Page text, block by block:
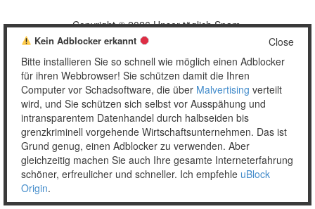
Copyright © 2026 Unser täglich Spam.
MobileWordPress Theme by themehall.com Close
Kein Adblocker erkannt
Bitte installieren Sie so schnell wie möglich einen Adblocker
für ihren Webbrowser! Sie schützen damit die Ihren
Computer vor Schadsoftware, die über Malvertising verteilt
wird, und Sie schützen sich selbst vor Ausspähung und
intransparentem Datenhandel durch halbseiden bis
grenzkriminell vorgehende Wirtschaftsunternehmen. Das ist
Grund genug, einen Adblocker zu verwenden. Aber
gleichzeitig machen Sie auch Ihre gesamte Interneterfahrung
schöner, erfreulicher und schneller. Ich empfehle uBlock
Origin.